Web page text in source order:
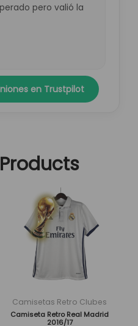
pero valió la
en Trustpilot
Camisetas Retro Clubes
Camiseta Retro Real Madrid
2016/17
El
precio
original
era:
89,95 €.
actual
es:
producto
tiene
múltiples
variantes.
Las
opciones
se
pueden